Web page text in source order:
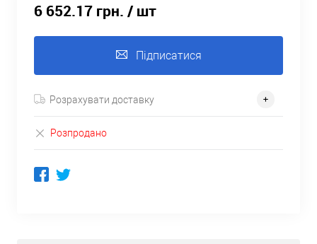
6 652.17 грн. / шт
Підписатися
Розрахувати доставку
Розпродано